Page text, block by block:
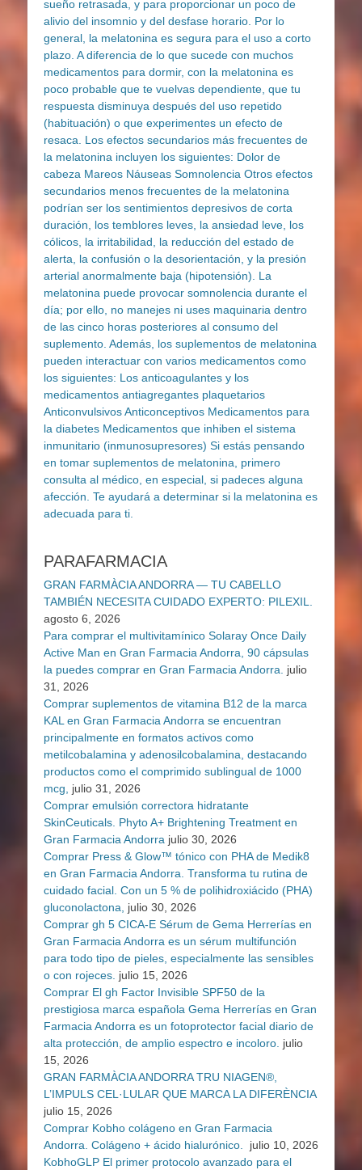
PARAFARMACIA
GRAN FARMÀCIA ANDORRA — TU CABELLO
TAMBIÉN NECESITA CUIDADO EXPERTO: PILEXIL.
agosto 6, 2026
Para comprar el multivitamínico Solaray Once Daily
Active Man en Gran Farmacia Andorra, 90 cápsulas
la puedes comprar en Gran Farmacia Andorra. julio
31, 2026
Comprar suplementos de vitamina B12 de la marca
KAL en Gran Farmacia Andorra se encuentran
principalmente en formatos activos como
metilcobalamina y adenosilcobalamina, destacando
productos como el comprimido sublingual de 1000
mcg, julio 31, 2026
Comprar emulsión correctora hidratante
SkinCeuticals. Phyto A+ Brightening Treatment en
Gran Farmacia Andorra julio 30, 2026
Comprar Press & Glow™ tónico con PHA de Medik8
en Gran Farmacia Andorra. Transforma tu rutina de
cuidado facial. Con un 5 % de polihidroxiácido (PHA)
gluconolactona, julio 30, 2026
Comprar gh 5 CICA-E Sérum de Gema Herrerías en
Gran Farmacia Andorra es un sérum multifunción
para todo tipo de pieles, especialmente las sensibles
o con rojeces. julio 15, 2026
Comprar El gh Factor Invisible SPF50 de la
prestigiosa marca española Gema Herrerías en Gran
Farmacia Andorra es un fotoprotector facial diario de
alta protección, de amplio espectro e incoloro. julio
15, 2026
GRAN FARMÀCIA ANDORRA TRU NIAGEN®,
L’IMPULS CEL·LULAR QUE MARCA LA DIFERÈNCIA
julio 15, 2026
Comprar Kobho colágeno en Gran Farmacia
Andorra. Colágeno + ácido hialurónico.
julio 10, 2026
KobhoGLP El primer protocolo avanzado para el